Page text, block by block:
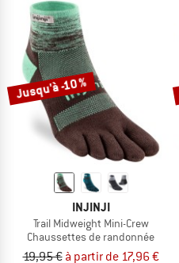
Jusqu'à -10 %
INJINJI
Trail Midweight Mini-Crew
Chaussettes de randonnée
19,95 € à partir de 17,96 €